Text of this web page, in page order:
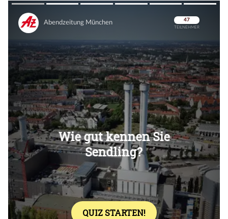
Überspringen
Überspringen